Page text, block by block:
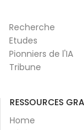
Recherche
Etudes
Pionniers de l'IA
Tribune
RESSOURCES
Home